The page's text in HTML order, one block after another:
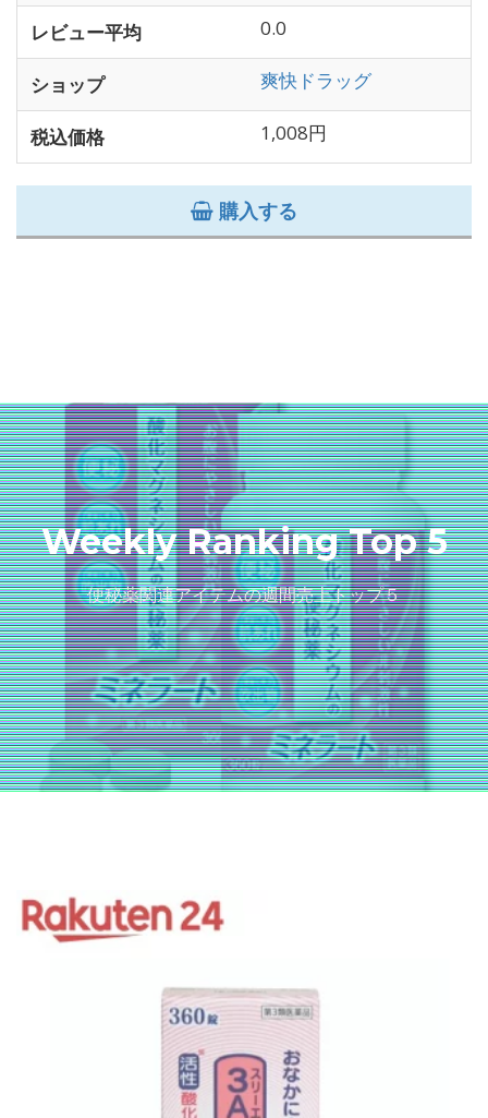
レビュー平均 0.0
ショップ 爽快ドラッグ
税込価格 1,008円
購入する
Weekly Ranking Top 5
便秘薬関連アイテムの週間売上トップ５